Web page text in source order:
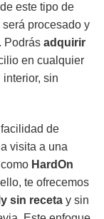
este tipo de
procesado y
Podrás adquirir
en cualquier
sin
de
visita a una
HardOn
te ofrecemos
sin receta y sin